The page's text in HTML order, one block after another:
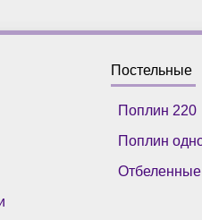
Постельные
Поплин 220
Поплин
Отбеленные